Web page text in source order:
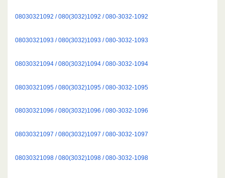
08030321092 / 080(3032)1092 / 080-3032-1092
08030321093 / 080(3032)1093 / 080-3032-1093
08030321094 / 080(3032)1094 / 080-3032-1094
08030321095 / 080(3032)1095 / 080-3032-1095
08030321096 / 080(3032)1096 / 080-3032-1096
08030321097 / 080(3032)1097 / 080-3032-1097
08030321098 / 080(3032)1098 / 080-3032-1098